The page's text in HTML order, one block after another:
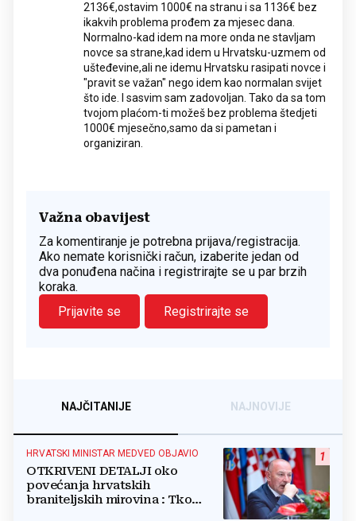
2136€,ostavim 1000€ na stranu i sa 1136€ bez
ikakvih problema prođem za mjesec dana.
Normalno-kad idem na more onda ne stavljam
novce sa strane,kad idem u Hrvatsku-uzmem od
ušteđevine,ali ne idemu Hrvatsku rasipati novce i
"pravit se važan" nego idem kao normalan svijet
što ide. I sasvim sam zadovoljan. Tako da sa tom
tvojom plaćom-ti možeš bez problema štedjeti
1000€ mjesečno,samo da si pametan i
organiziran.
Važna obavijest
Za komentiranje je potrebna prijava/registracija.
Ako nemate korisnički račun, izaberite jedan od
dva ponuđena načina i registrirajte se u par brzih
koraka.
Prijavite se
Registrirajte se
NAJČITANIJE NAJNOVIJE
1
HRVATSKI MINISTAR MEDVED OBJAVIO
OTKRIVENI DETALJI oko
povećanja hrvatskih
braniteljskih mirovina : Tko